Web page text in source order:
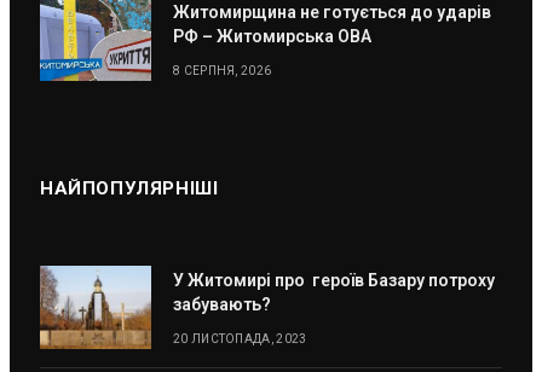
Житомирщина не готується до ударів
РФ – Житомирська ОВА
8 СЕРПНЯ, 2026
НАЙПОПУЛЯРНІШІ
У Житомирі про героїв Базару потроху
забувають?
20 ЛИСТОПАДА, 2023